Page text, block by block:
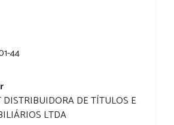
44
DE TÍTULOS E
LTDA